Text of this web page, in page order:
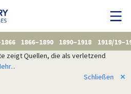
1866–1890 1890–1918
1918/
zeigt Quellen, die als verletzend
Schließen
✕